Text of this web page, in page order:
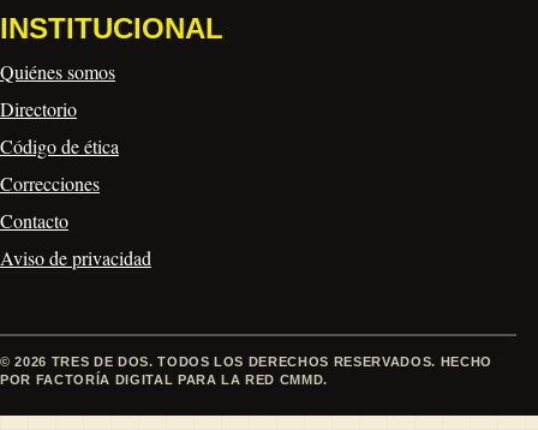
INSTITUCIONAL
Quiénes somos
Directorio
Código de ética
Correcciones
Contacto
Aviso de privacidad
© 2026 TRES DE DOS. TODOS LOS DERECHOS RESERVADOS. HECHO
POR FACTORÍA DIGITAL PARA LA RED CMMD.